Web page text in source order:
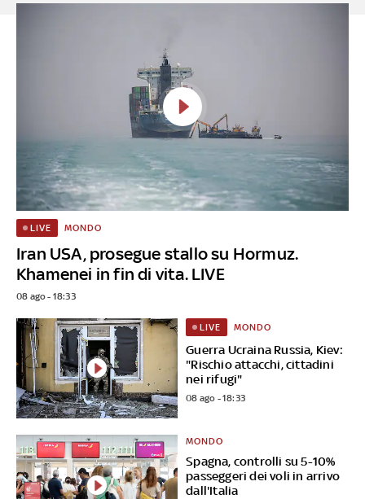
Iran USA, prosegue stallo su Hormuz.
Khamenei in fin di vita. LIVE
LIVE MONDO
08 ago - 18:33
Guerra Ucraina Russia, Kiev:
"Rischio attacchi, cittadini
nei rifugi"
LIVE MONDO
08 ago - 18:33
Spagna, controlli su 5-10%
passeggeri dei voli in arrivo
dall'Italia
MONDO